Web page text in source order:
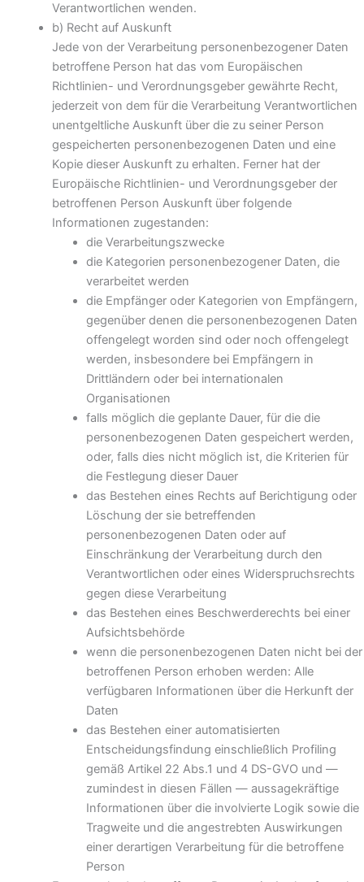
Verantwortlichen wenden.
b) Recht auf Auskunft
Jede von der Verarbeitung personenbezogener Daten
betroffene Person hat das vom Europäischen
Richtlinien- und Verordnungsgeber gewährte Recht,
jederzeit von dem für die Verarbeitung Verantwortlichen
unentgeltliche Auskunft über die zu seiner Person
gespeicherten personenbezogenen Daten und eine
Kopie dieser Auskunft zu erhalten. Ferner hat der
Europäische Richtlinien- und Verordnungsgeber der
betroffenen Person Auskunft über folgende
Informationen zugestanden:
die Verarbeitungszwecke
die Kategorien personenbezogener Daten, die
verarbeitet werden
die Empfänger oder Kategorien von Empfängern,
gegenüber denen die personenbezogenen Daten
offengelegt worden sind oder noch offengelegt
werden, insbesondere bei Empfängern in
Drittländern oder bei internationalen
Organisationen
falls möglich die geplante Dauer, für die die
personenbezogenen Daten gespeichert werden,
oder, falls dies nicht möglich ist, die Kriterien für
die Festlegung dieser Dauer
das Bestehen eines Rechts auf Berichtigung oder
Löschung der sie betreffenden
personenbezogenen Daten oder auf
Einschränkung der Verarbeitung durch den
Verantwortlichen oder eines Widerspruchsrechts
gegen diese Verarbeitung
das Bestehen eines Beschwerderechts bei einer
Aufsichtsbehörde
wenn die personenbezogenen Daten nicht bei der
betroffenen Person erhoben werden: Alle
verfügbaren Informationen über die Herkunft der
Daten
das Bestehen einer automatisierten
Entscheidungsfindung einschließlich Profiling
gemäß Artikel 22 Abs.1 und 4 DS-GVO und —
zumindest in diesen Fällen — aussagekräftige
Informationen über die involvierte Logik sowie die
Tragweite und die angestrebten Auswirkungen
einer derartigen Verarbeitung für die betroffene
Person